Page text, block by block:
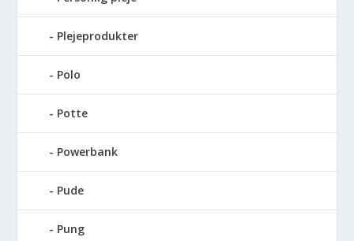
Plejeprodukter
Polo
Potte
Powerbank
Pude
Pung